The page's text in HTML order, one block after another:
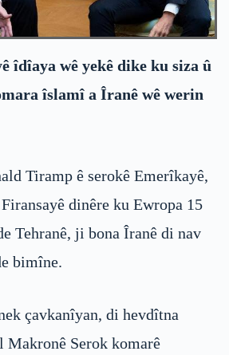
îdîaya wê yekê dike ku siza û
îslamî a Îranê wê werin
Tiramp ê serokê Emerîkayê,
dinêre ku Ewropa 15
Tehranê, ji bona Îranê di nav
bimîne.
çavkanîyan, di hevdîtna
Makronê Serok komarê